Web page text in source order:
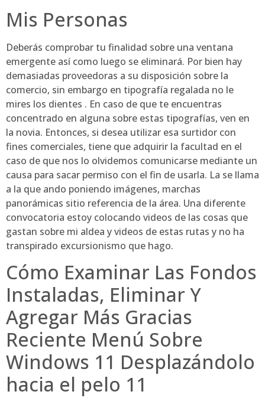
Mis Personas
Deberás comprobar tu finalidad sobre una ventana
emergente así­ como luego se eliminará. Por bien hay
demasiadas proveedoras a su disposición sobre la
comercio, sin embargo en tipografía regalada no le
mires los dientes . En caso de que te encuentras
concentrado en alguna sobre estas tipografías, ven en
la novia. Entonces, si desea utilizar esa surtidor con
fines comerciales, tiene que adquirir la facultad en el
caso de que nos lo olvidemos comunicarse mediante un
causa para sacar permiso con el fin de usarla. La se llama
a la que ando poniendo imágenes, marchas
panorámicas sitio referencia de la área. Una diferente
convocatoria estoy colocando videos de las cosas que
gastan sobre mi aldea y videos de estas rutas y no ha
transpirado excursionismo que hago.
Cómo Examinar Las Fondos
Instaladas, Eliminar Y
Agregar Más Gracias
Reciente Menú Sobre
Windows 11 Desplazándolo
hacia el pelo 11